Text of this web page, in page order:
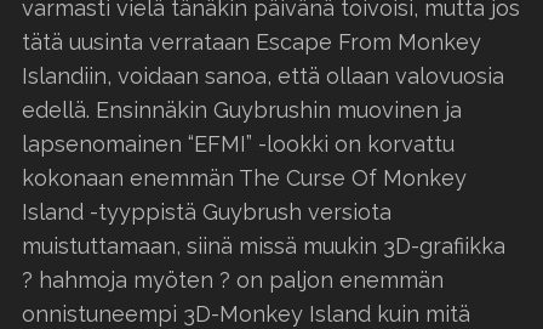
varmasti vielä tänäkin päivänä toivoisi, mutta jos
tätä uusinta verrataan Escape From Monkey
Islandiin, voidaan sanoa, että ollaan valovuosia
edellä. Ensinnäkin Guybrushin muovinen ja
lapsenomainen “EFMI” -lookki on korvattu
kokonaan enemmän The Curse Of Monkey
Island -tyyppistä Guybrush versiota
muistuttamaan, siinä missä muukin 3D-grafiikka
? hahmoja myöten ? on paljon enemmän
onnistuneempi 3D-Monkey Island kuin mitä